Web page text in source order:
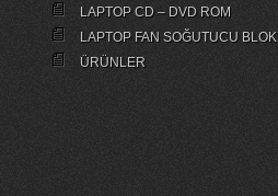
LAPTOP CD – DVD ROM
LAPTOP FAN SOĞUTUCU BLOK
ÜRÜNLER